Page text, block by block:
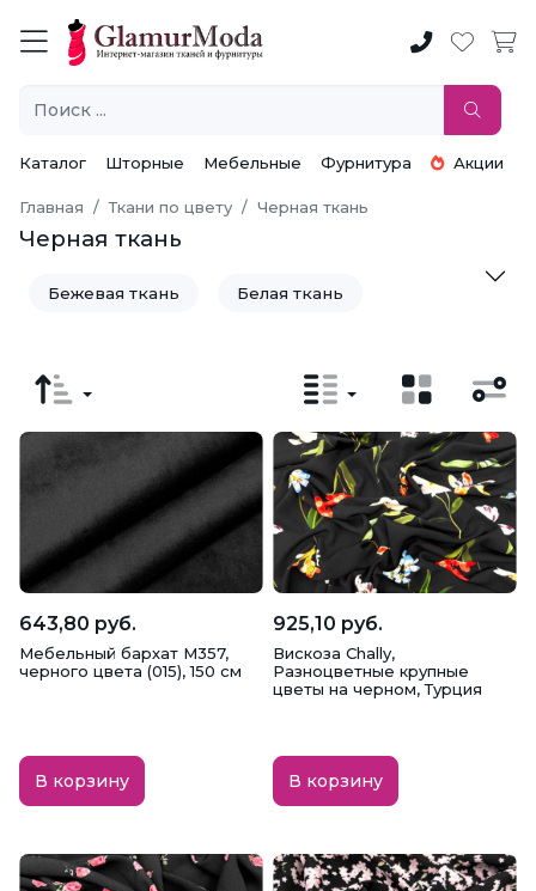
Каталог Шторные Мебельные Фурнитура Акции
Главная Ткани по цвету Черная ткань
Черная ткань
Бежевая ткань Белая ткань
Зеленая ткань Золотистая ткань
Коралловая ткань Коричневая ткань
Красная ткань Малиновая ткань
Мятная ткань Оранжевая ткань
Пурпурная ткань Розовая ткань
643,80 руб.
Мебельный бархат M357,
черного цвета (015), 150 см
В корзину
925,10 руб.
Вискоза Chally,
Разноцветные крупные
цветы на черном, Турция
В корзину